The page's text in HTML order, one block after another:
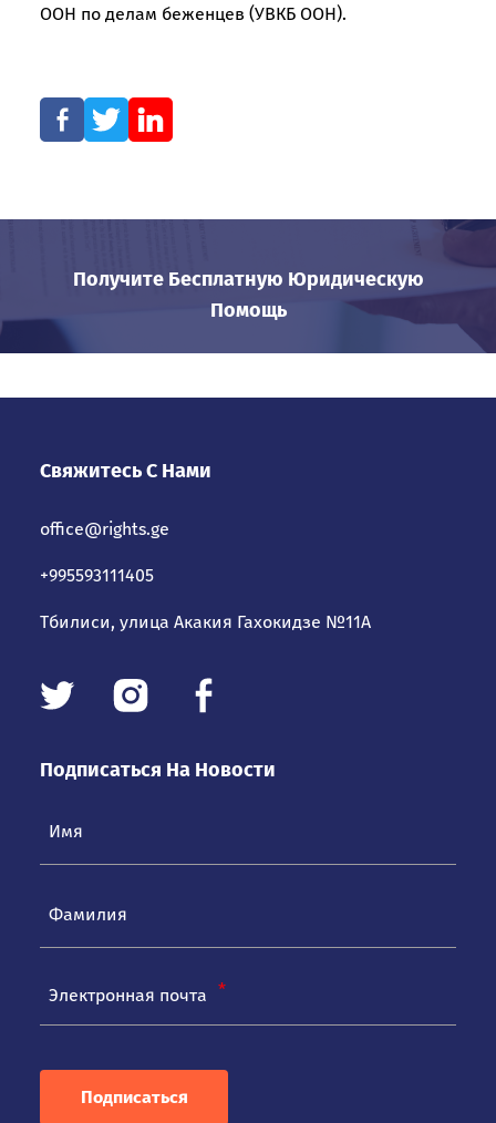
ООН по делам беженцев (УВКБ ООН).
Получите Бесплатную Юридическую
Помощь
Свяжитесь С Нами
office@rights.ge
+995593111405
Тбилиси, улица Акакия Гахокидзе №11А
Подписаться На Новости
Электронная почта
Подписаться